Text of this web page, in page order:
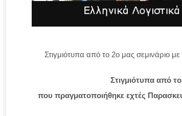
Στιγμιότυπα από το 2ο μας
Στιγμιότυπα από
που πραγματοποιήθηκε εχτές